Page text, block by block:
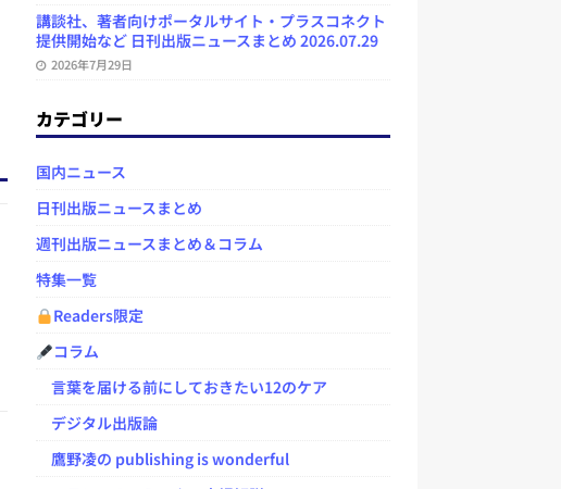
講談社、著者向けポータルサイト・プラスコネクト
提供開始など 日刊出版ニュースまとめ 2026.07.29
2026年7月29日
カテゴリー
国内ニュース
日刊出版ニュースまとめ
週刊出版ニュースまとめ＆コラム
特集一覧
Readers限定
コラム
言葉を届ける前にしておきたい12のケア
デジタル出版論
鷹野凌の publishing is wonderful